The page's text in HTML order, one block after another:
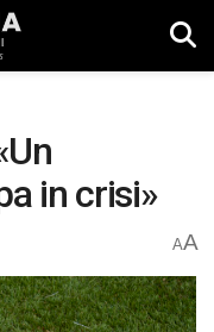
in crisi»
AA